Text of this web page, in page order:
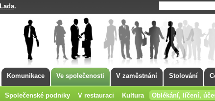
Lada.
Komunikace Ve společenosti V zaměstnání Stolování
Společenské podniky V restauraci Kultura Oblékání, líčení,